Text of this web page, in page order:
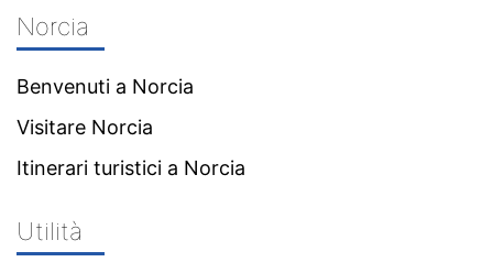
Norcia
Benvenuti a Norcia
Visitare Norcia
Itinerari turistici a Norcia
Utilità